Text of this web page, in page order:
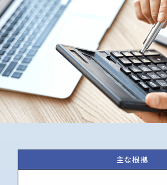
主な根拠